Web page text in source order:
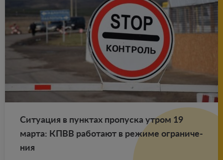
Си­ту­а­ция в пунк­тах про­пус­ка утром 19
марта: КПВВ ра­бо­та­ют в ре­жи­ме огра­ни­че­
ния